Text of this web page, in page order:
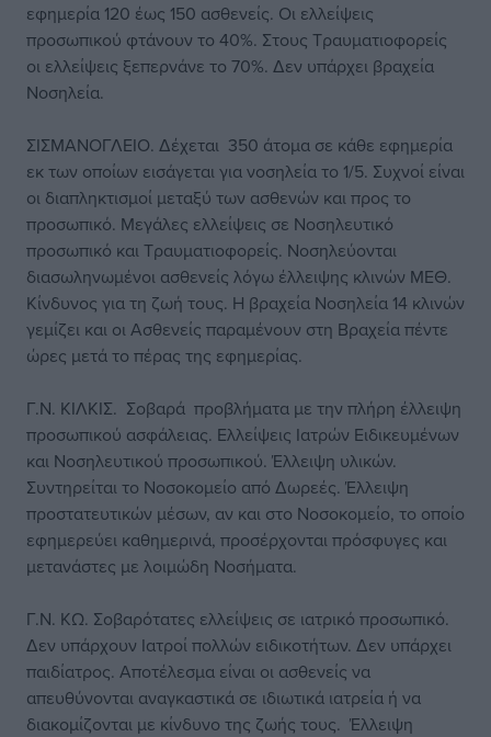
εφημερία 120 έως 150 ασθενείς. Οι ελλείψεις
προσωπικού φτάνουν το 40%. Στους Τραυματιοφορείς
οι ελλείψεις ξεπερνάνε το 70%. Δεν υπάρχει βραχεία
Νοσηλεία.
ΣΙΣΜΑΝΟΓΛΕΙΟ. Δέχεται 350 άτομα σε κάθε εφημερία
εκ των οποίων εισάγεται για νοσηλεία το 1/5. Συχνοί είναι
οι διαπληκτισμοί μεταξύ των ασθενών και προς το
προσωπικό. Μεγάλες ελλείψεις σε Νοσηλευτικό
προσωπικό και Τραυματιοφορείς. Νοσηλεύονται
διασωληνωμένοι ασθενείς λόγω έλλειψης κλινών ΜΕΘ.
Κίνδυνος για τη ζωή τους. Η βραχεία Νοσηλεία 14 κλινών
γεμίζει και οι Ασθενείς παραμένουν στη Βραχεία πέντε
ώρες μετά το πέρας της εφημερίας.
Γ.Ν. ΚΙΛΚΙΣ. Σοβαρά προβλήματα με την πλήρη έλλειψη
προσωπικού ασφάλειας. Ελλείψεις Ιατρών Ειδικευμένων
και Νοσηλευτικού προσωπικού. Έλλειψη υλικών.
Συντηρείται το Νοσοκομείο από Δωρεές. Έλλειψη
προστατευτικών μέσων, αν και στο Νοσοκομείο, το οποίο
εφημερεύει καθημερινά, προσέρχονται πρόσφυγες και
μετανάστες με λοιμώδη Νοσήματα.
Γ.Ν. ΚΩ. Σοβαρότατες ελλείψεις σε ιατρικό προσωπικό.
Δεν υπάρχουν Ιατροί πολλών ειδικοτήτων. Δεν υπάρχει
παιδίατρος. Αποτέλεσμα είναι οι ασθενείς να
απευθύνονται αναγκαστικά σε ιδιωτικά ιατρεία ή να
διακομίζονται με κίνδυνο της ζωής τους. Έλλειψη